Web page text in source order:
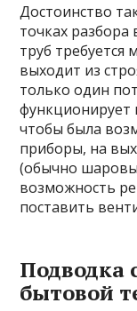
Достоинство
точках
труб
выходит из
только один
функционирует
чтобы была
приборы, на
(обычно
возможность
поставить
Подводка
бытовой